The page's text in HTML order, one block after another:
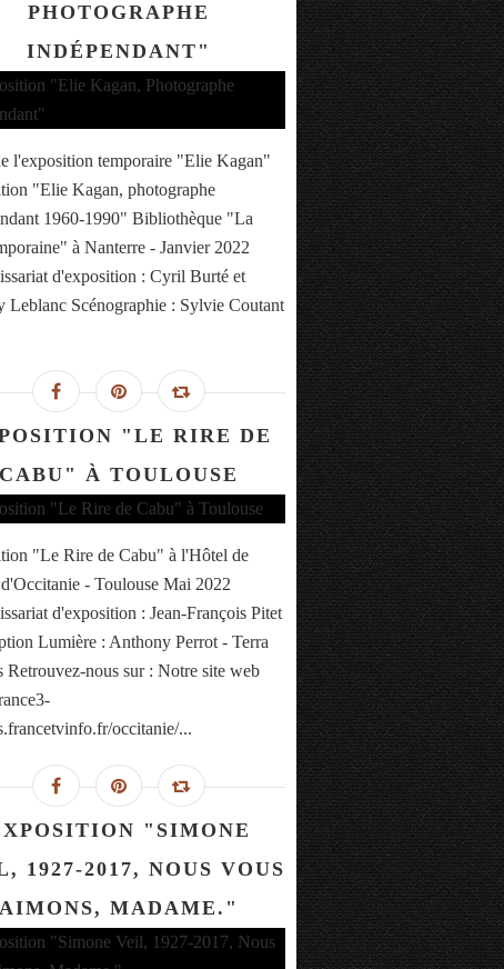
PHOTOGRAPHE
INDÉPENDANT"
l'exposition temporaire "Elie Kagan"
"Elie Kagan, photographe
1960-1990" Bibliothèque "La
à Nanterre - Janvier 2022
d'exposition : Cyril Burté et
Leblanc Scénographie : Sylvie Coutant
"LE RIRE DE
CABU" À TOULOUSE
"Le Rire de Cabu" à l'Hôtel de
- Toulouse Mai 2022
d'exposition : Jean-François Pitet
Lumière : Anthony Perrot - Terra
Retrouvez-nous sur : Notre site web
occitanie/...
"SIMONE
1927-2017, NOUS VOUS
AIMONS, MADAME."